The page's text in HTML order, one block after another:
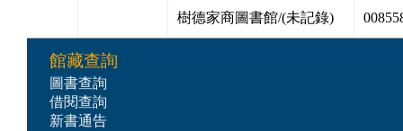
樹德家商圖書館/(未記錄)
館藏查詢
圖書查詢
借閱查詢
新書通告